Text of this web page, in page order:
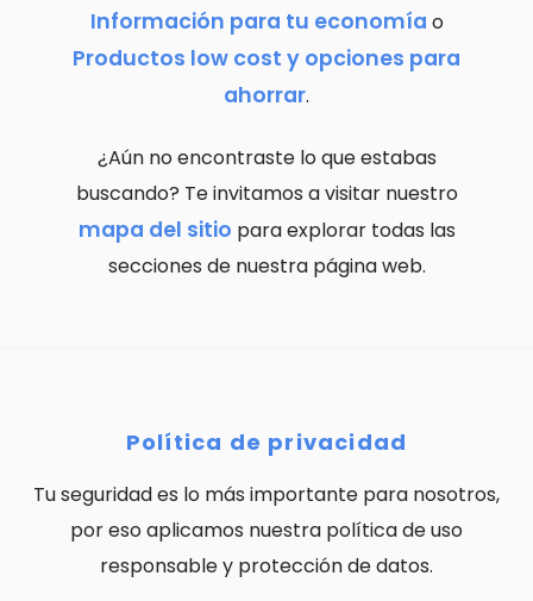
Información para tu economía o
Productos low cost y opciones para
ahorrar.
¿Aún no encontraste lo que estabas
buscando? Te invitamos a visitar nuestro
mapa del sitio para explorar todas las
secciones de nuestra página web.
Política de privacidad
Tu seguridad es lo más importante para nosotros,
por eso aplicamos nuestra política de uso
responsable y protección de datos.